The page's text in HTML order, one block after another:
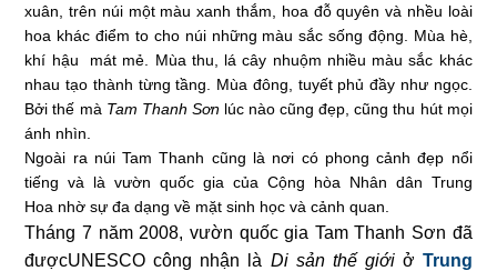
xuân, trên núi một màu xanh thắm, hoa đỗ quyên và nhều loài
hoa khác điểm to cho núi những màu sắc sống động. Mùa hè,
khí hậu mát mẻ. Mùa thu, lá cây nhuộm nhiều màu sắc khác
nhau tạo thành từng tầng. Mùa đông, tuyết phủ đầy như ngọc.
Bởi thế mà Tam Thanh Sơnlúc nào cũng đẹp, cũng thu hút mọi
ánh nhìn.
Ngoài ra núi Tam Thanh cũng là nơi có phong cảnh đẹp nổi
tiếng và là vườn quốc gia của Cộng hòa Nhân dân Trung
Hoa nhờ sự đa dạng về mặt sinh học và cảnh quan.
Tháng 7 năm 2008, vườn quốc gia Tam Thanh Sơn đã
đượcUNESCO công nhận là Di sản thế giới ở Trung